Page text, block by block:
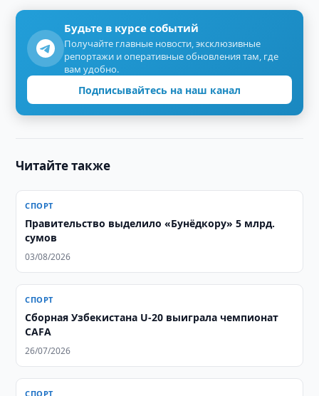
Будьте в курсе событий
Получайте главные новости, эксклюзивные
репортажи и оперативные обновления там, где
вам удобно.
Подписывайтесь на наш канал
Читайте также
СПОРТ
Правительство выделило «Бунёдкору» 5 млрд.
сумов
03/08/2026
СПОРТ
Сборная Узбекистана U-20 выиграла чемпионат
CAFA
26/07/2026
СПОРТ